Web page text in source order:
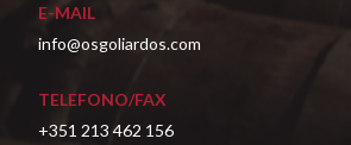
E-MAIL
info@osgoliardos.com
TELEFONO/FAX
+351 213 462 156